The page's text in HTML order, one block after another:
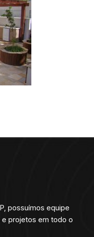
possuímos equipe
e projetos em todo o